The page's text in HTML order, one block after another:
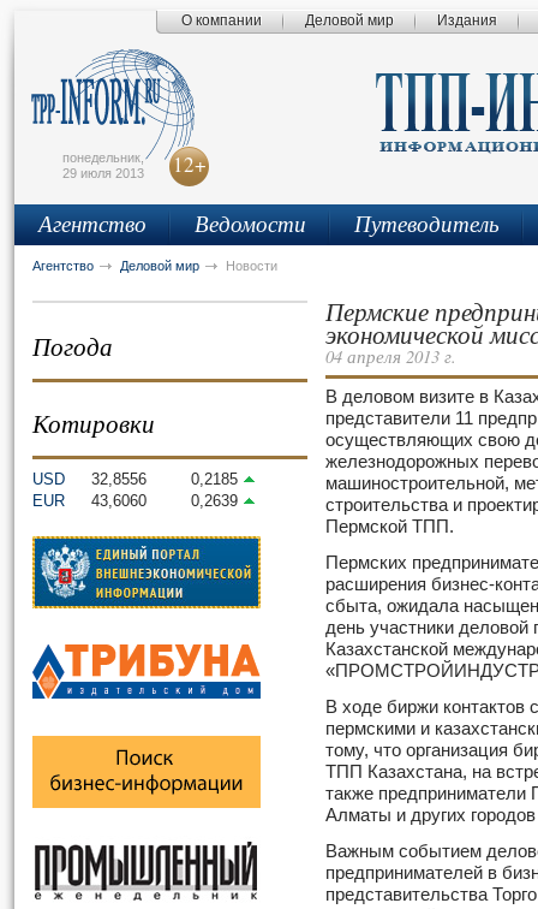
О компании Деловой мир Издания
понедельник,
29 июля 2013
12+
Агентство Ведомости Путеводитель
Агентство Деловой мир Новости
Погода
Котировки
USD 32,8556
0,2185
EUR
43,6060 0,2639
Пермские
экономической
04 апреля 2013 г.
В деловом визите в
представители 11
осуществляющих свою
железнодорожных
машиностроительной,
строительства и
Пермской ТПП.
Пермских
расширения бизнес-
сбыта, ожидала
день участники
Казахстанской
В ходе биржи контактов
пермскими и
тому, что организация
ТПП Казахстана, на
также предприниматели
Алматы и других
Важным событием
предпринимателей в
представительства